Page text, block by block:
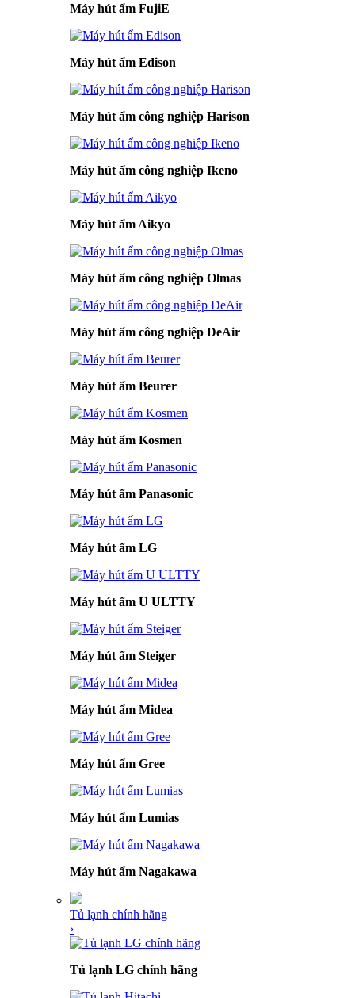
Máy hút ẩm FujiE
Máy hút ẩm Edison
Máy hút ẩm công nghiệp Harison
Máy hút ẩm công nghiệp Ikeno
Máy hút ẩm Aikyo
Máy hút ẩm công nghiệp Olmas
Máy hút ẩm công nghiệp DeAir
Máy hút ẩm Beurer
Máy hút ẩm Kosmen
Máy hút ẩm Panasonic
Máy hút ẩm LG
Máy hút ẩm U ULTTY
Máy hút ẩm Steiger
Máy hút ẩm Midea
Máy hút ẩm Gree
Máy hút ẩm Lumias
Máy hút ẩm Nagakawa
Tủ lạnh chính hãng
›
Tủ lạnh LG chính hãng